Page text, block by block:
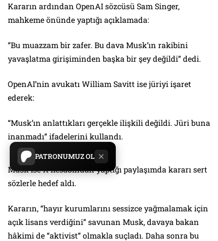
PATRONUMUZ OL
Kararın ardından OpenAI sözcüsü Sam Singer,
mahkeme önünde yaptığı açıklamada:
“Bu muazzam bir zafer. Bu dava Musk’ın rakibini
yavaşlatma girişiminden başka bir şey değildi” dedi.
OpenAI’nin avukatı William Savitt ise jüriyi işaret
ederek:
“Musk’ın anlattıkları gerçekle ilişkili değildi. Jüri buna
inanmadı” ifadelerini kullandı.
Musk ise X hesabından yaptığı paylaşımda kararı sert
sözlerle hedef aldı.
Kararın, “hayır kurumlarını sessizce yağmalamak için
açık lisans verdiğini” savunan Musk, davaya bakan
hâkimi de “aktivist” olmakla suçladı. Daha sonra bu